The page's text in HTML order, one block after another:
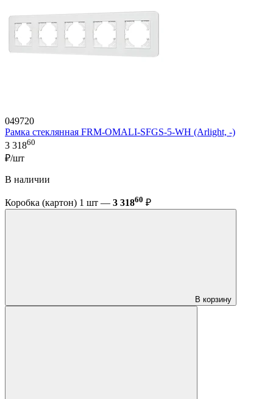
049720
Рамка стеклянная FRM-OMALI-SFGS-5-WH (Arlight, -)
3 31860
₽/шт
В наличии
Коробка (картон) 1 шт — 3 31860 ₽
В корзину